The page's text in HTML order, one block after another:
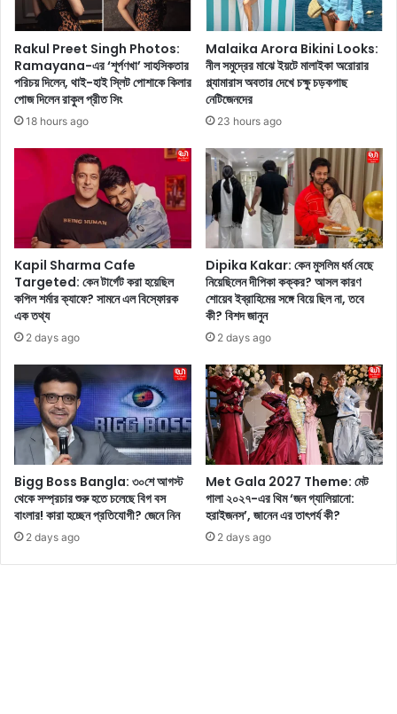
ক্ষা
ৎ
কা
রে
হ
রু
এ
ম
ন
উ
ক্তি
ক
পে
নে
র
কা
র
ণ
টি
কি
o
d
e
:
আ
প
নি
গ্যা
রে
না
য়া
ম্যা
ক্স
কো
ড
রি
ডি
ম
Rakul Preet Singh Photos:
Ramayana-এর ‘শূর্পণখা’ সাহসিকতার
পরিচয় দিলেন, থাই-হাই স্লিট পোশাকে কিলার
পোজ দিলেন রাকুল প্রীত সিং
18 hours ago
Malaika Arora Bikini Looks:
নীল সমুদ্রের মাঝে ইয়টে মালাইকা অরোরার
গ্ল্যামারাস অবতার দেখে চক্ষু চড়কগাছ
নেটিজেনদের
23 hours ago
Kapil Sharma Cafe
Targeted: কেন টার্গেট করা হয়েছিল
কপিল শর্মার ক্যাফে? সামনে এল বিস্ফোরক
এক তথ্য
2 days ago
Dipika Kakar: কেন মুসলিম ধর্ম বেছে
নিয়েছিলেন দীপিকা কক্কর? আসল কারণ
শোয়েব ইব্রাহিমের সঙ্গে বিয়ে ছিল না, তবে
কী? বিশদ জানুন
2 days ago
Bigg Boss Bangla: ৩০শে আগস্ট
থেকে সম্প্রচার শুরু হতে চলেছে বিগ বস
বাংলার! কারা হচ্ছেন প্রতিযোগী? জেনে নিন
2 days ago
Met Gala 2027 Theme: মেট
গালা ২০২৭-এর থিম ‘জন গ্যালিয়ানো:
হরাইজনস’, জানেন এর তাৎপর্য কী?
2 days ago